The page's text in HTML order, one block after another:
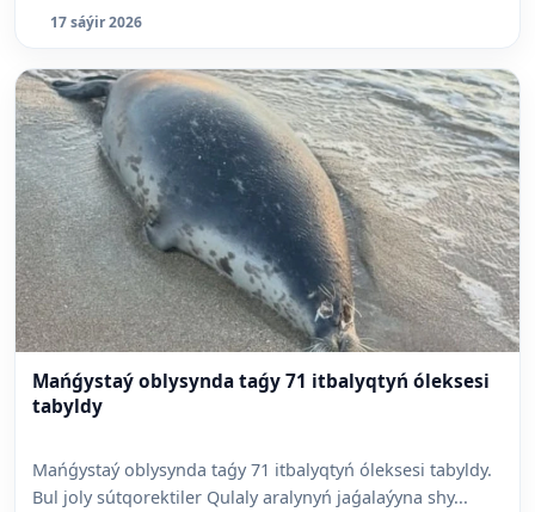
17 sáýir 2026
Mańǵystaý oblysynda taǵy 71 itbalyqtyń óleksesi
tabyldy
Mańǵystaý oblysynda taǵy 71 itbalyqtyń óleksesi tabyldy.
Bul joly sútqorektiler Qulaly aralynyń jaǵalaýyna shy...